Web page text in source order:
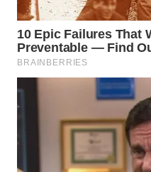
WAHANA
ADVOKAT
WAHANA
WAHANA